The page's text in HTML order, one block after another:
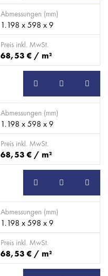
Abmessungen (mm)
1.198 x 598 x 9
Preis inkl. MwSt.
68,53 € / m²
Abmessungen (mm)
1.198 x 598 x 9
Preis inkl. MwSt.
68,53 € / m²
Abmessungen (mm)
1.198 x 598 x 9
Preis inkl. MwSt.
68,53 € / m²